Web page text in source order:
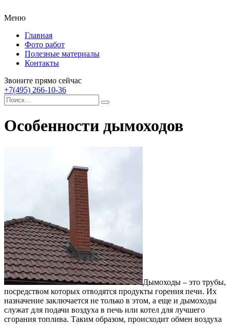
Меню
Главная
Фото работ
Полезные материалы
Контакты
Звоните прямо сейчас
+7(495) 266-10-36
Особенности дымоходов
Дымоходы – это трубы,
посредством которых отводятся продукты горения печи. Их
назначение заключается не только в этом, а еще и дымоходы
служат для подачи воздуха в печь или котел для лучшего
сгорания топлива. Таким образом, происходит обмен воздуха